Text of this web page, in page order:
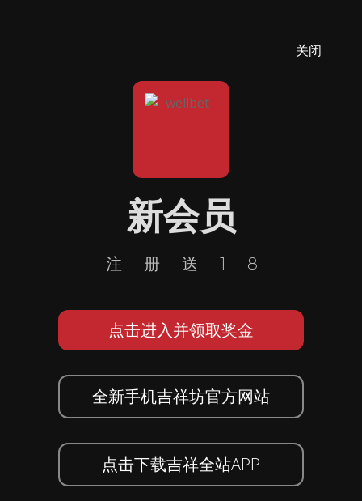
关闭
新会员
注册送18
点击进入并领取奖金
全新手机吉祥坊官方网站
点击下载吉祥全站APP